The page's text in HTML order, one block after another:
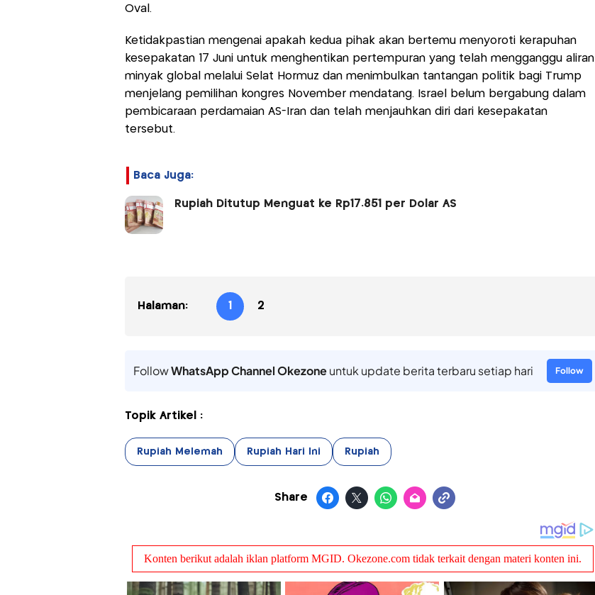
Oval.
Ketidakpastian mengenai apakah kedua pihak akan bertemu menyoroti kerapuhan
kesepakatan 17 Juni untuk menghentikan pertempuran yang telah mengganggu aliran
minyak global melalui Selat Hormuz dan menimbulkan tantangan politik bagi Trump
menjelang pemilihan kongres November mendatang. Israel belum bergabung dalam
pembicaraan perdamaian AS-Iran dan telah menjauhkan diri dari kesepakatan
tersebut.
Baca Juga:
Rupiah Ditutup Menguat ke Rp17.851 per Dolar AS
Halaman: 1 2
FollowWhatsApp Channel Okezoneuntuk update berita terbaru setiap hari Follow
Topik Artikel :
Rupiah Melemah Rupiah Hari Ini Rupiah
Share